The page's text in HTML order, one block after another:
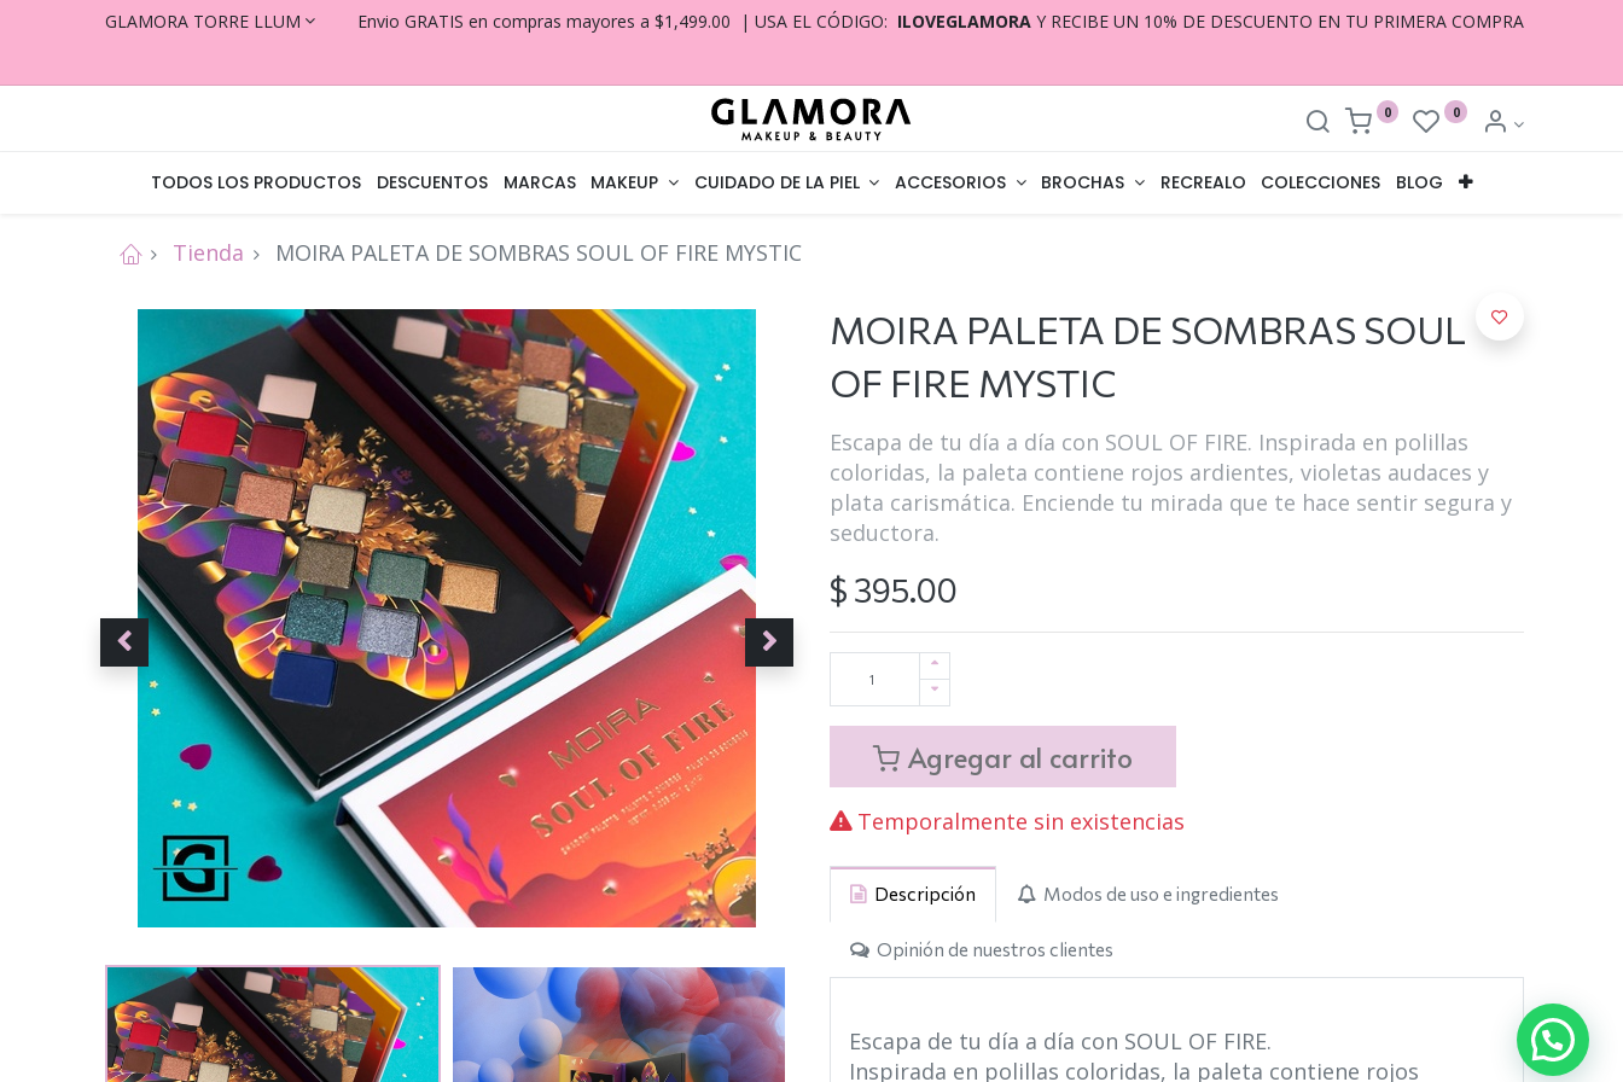
GLAMORA TORRE LLUM Envio GRATIS en compras mayores a $1,499.00 | USA EL CÓDIGO: ILOVEGLAMORA Y RECIBE UN 10% DE DESCUENTO EN TU PRIMERA COMPRA
0 0
TODOS LOS PRODUCTOS DESCUENTOS MARCAS MAKEUP CUIDADO DE LA PIEL ACCESORIOS BROCHAS RECREALO COLECCIONES BLOG
Tienda MOIRA PALETA DE SOMBRAS SOUL OF FIRE MYSTIC
MOIRA PALETA DE SOMBRAS SOUL
OF FIRE MYSTIC
Escapa de tu día a día con SOUL OF FIRE. Inspirada en polillas
coloridas, la paleta contiene rojos ardientes, violetas audaces y
plata carismática. Enciende tu mirada que te hace sentir segura y
seductora.
$ 395.00
Agregar al carrito
Temporalmente sin existencias
Descripción Modos de uso e ingredientes
Opinión de nuestros clientes
Escapa de tu día a día con SOUL OF FIRE.
Inspirada en polillas coloridas, la paleta contiene rojos